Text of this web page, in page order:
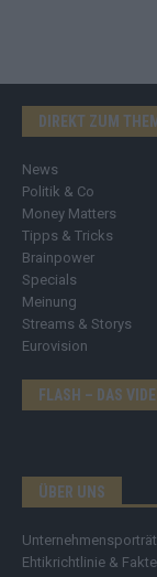
DIREKT ZUM
News
Politik & Co
Money Matters
Tipps & Tricks
Brainpower
Specials
Meinung
Streams & Storys
Eurovision
FLASH – DAS
ÜBER UNS
Unternehmensporträt
Ehtikrichtlinie &